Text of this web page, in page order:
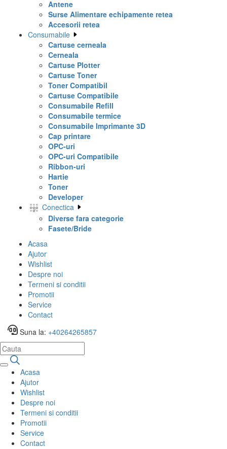
Antene
Surse Alimentare echipamente retea
Accesorii retea
Consumabile
Cartuse cerneala
Cerneala
Cartuse Plotter
Cartuse Toner
Toner Compatibil
Cartuse Compatibile
Consumabile Refill
Consumabile termice
Consumabile Imprimante 3D
Cap printare
OPC-uri
OPC-uri Compatibile
Ribbon-uri
Hartie
Toner
Developer
Conectica
Diverse fara categorie
Fasete/Bride
Acasa
Ajutor
Wishlist
Despre noi
Termeni si conditii
Promotii
Service
Contact
Suna la: +40264265857
Acasa
Ajutor
Wishlist
Despre noi
Termeni si conditii
Promotii
Service
Contact